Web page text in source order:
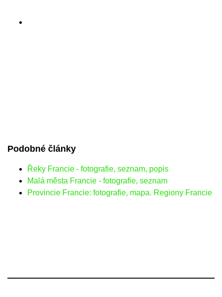
Podobné články
Řeky Francie - fotografie, seznam, popis
Malá města Francie - fotografie, seznam
Provincie Francie: fotografie, mapa. Regiony Francie